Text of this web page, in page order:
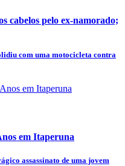
cabelos pelo ex-namorado;
com uma motocicleta contra
em Itaperuna
assassinato de uma jovem